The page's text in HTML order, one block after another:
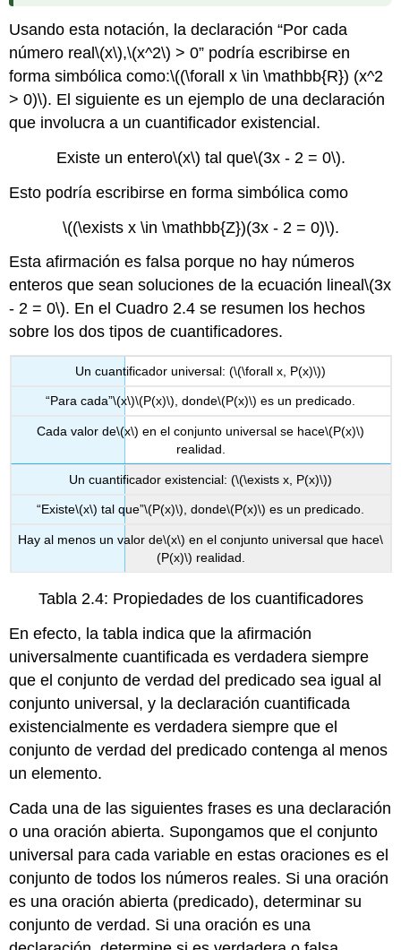
Usando esta notación, la declaración “Por cada
número real\(x\),\(x^2\) > 0” podría escribirse en
forma simbólica como:\((\forall x \in \mathbb{R}) (x^2
> 0)\). El siguiente es un ejemplo de una declaración
que involucra a un cuantificador existencial.
Existe un entero\(x\) tal que\(3x - 2 = 0\).
Esto podría escribirse en forma simbólica como
\((\exists x \in \mathbb{Z})(3x - 2 = 0)\).
Esta afirmación es falsa porque no hay números
enteros que sean soluciones de la ecuación lineal\(3x
- 2 = 0\). En el Cuadro 2.4 se resumen los hechos
sobre los dos tipos de cuantificadores.
Un cuantificador universal: (\(\forall x, P(x)\))
“Para cada”\(x\)\(P(x)\), donde\(P(x)\) es un predicado.
Cada valor de\(x\) en el conjunto universal se hace\(P(x)\)
realidad.
Un cuantificador existencial: (\(\exists x, P(x)\))
“Existe\(x\) tal que”\(P(x)\), donde\(P(x)\) es un predicado.
Hay al menos un valor de\(x\) en el conjunto universal que hace\
(P(x)\) realidad.
Tabla 2.4: Propiedades de los cuantificadores
En efecto, la tabla indica que la afirmación
universalmente cuantificada es verdadera siempre
que el conjunto de verdad del predicado sea igual al
conjunto universal, y la declaración cuantificada
existencialmente es verdadera siempre que el
conjunto de verdad del predicado contenga al menos
un elemento.
Cada una de las siguientes frases es una declaración
o una oración abierta. Supongamos que el conjunto
universal para cada variable en estas oraciones es el
conjunto de todos los números reales. Si una oración
es una oración abierta (predicado), determinar su
conjunto de verdad. Si una oración es una